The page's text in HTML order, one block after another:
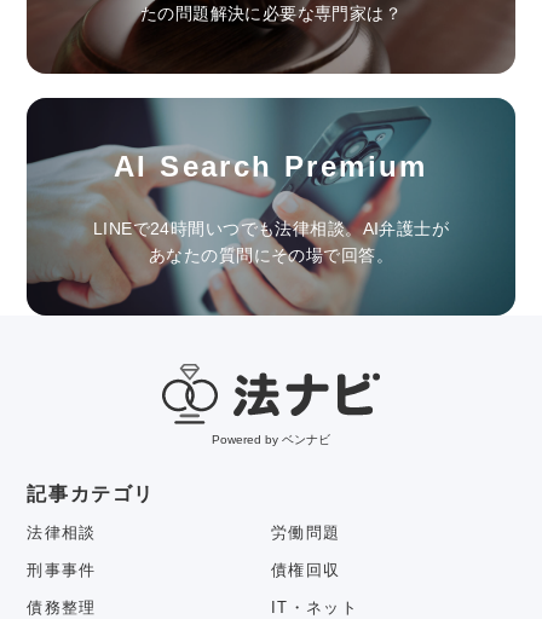
たの問題解決に必要な専門家は？
AI Search Premium
LINEで24時間いつでも法律相談。AI弁護士が
あなたの質問にその場で回答。
Powered by ベンナビ
記事カテゴリ
法律相談 労働問題
刑事事件 債権回収
債務整理 IT・ネット